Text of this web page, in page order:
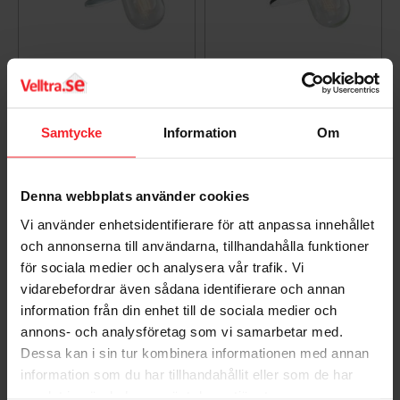
Samtycke Information Om
Denna webbplats använder cookies
Vi använder enhetsidentifierare för att anpassa innehållet
och annonserna till användarna, tillhandahålla funktioner
för sociala medier och analysera vår trafik. Vi
vidarebefordrar även sådana identifierare och annan
information från din enhet till de sociala medier och
annons- och analysföretag som vi samarbetar med.
Dessa kan i sin tur kombinera informationen med annan
information som du har tillhandahållit eller som de har
Vægarmatur Stallykta
Norlys 230GA
Gem som favorit
Vægarmatur Stalykta
Norlys 230B